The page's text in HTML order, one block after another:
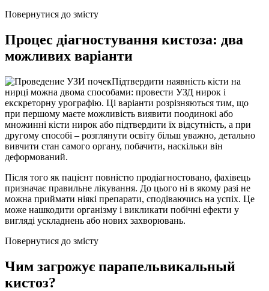
Повернутися до змісту
Процес діагностування кистоза: два
можливих варіанти
Підтвердити наявність кісти на
нирці можна двома способами: провести УЗД нирок і
екскреторну урографію. Ці варіанти розрізняються тим, що
при першому маєте можливість виявити поодинокі або
множинні кісти нирок або підтвердити їх відсутність, а при
другому способі – розглянути освіту більш уважно, детально
вивчити стан самого органу, побачити, наскільки він
деформований.
Після того як пацієнт повністю продіагностовано, фахівець
призначає правильне лікування. До цього ні в якому разі не
можна приймати ніякі препарати, сподіваючись на успіх. Це
може нашкодити організму і викликати побічні ефекти у
вигляді ускладнень або нових захворювань.
Повернутися до змісту
Чим загрожує парапельвикальный
кистоз?